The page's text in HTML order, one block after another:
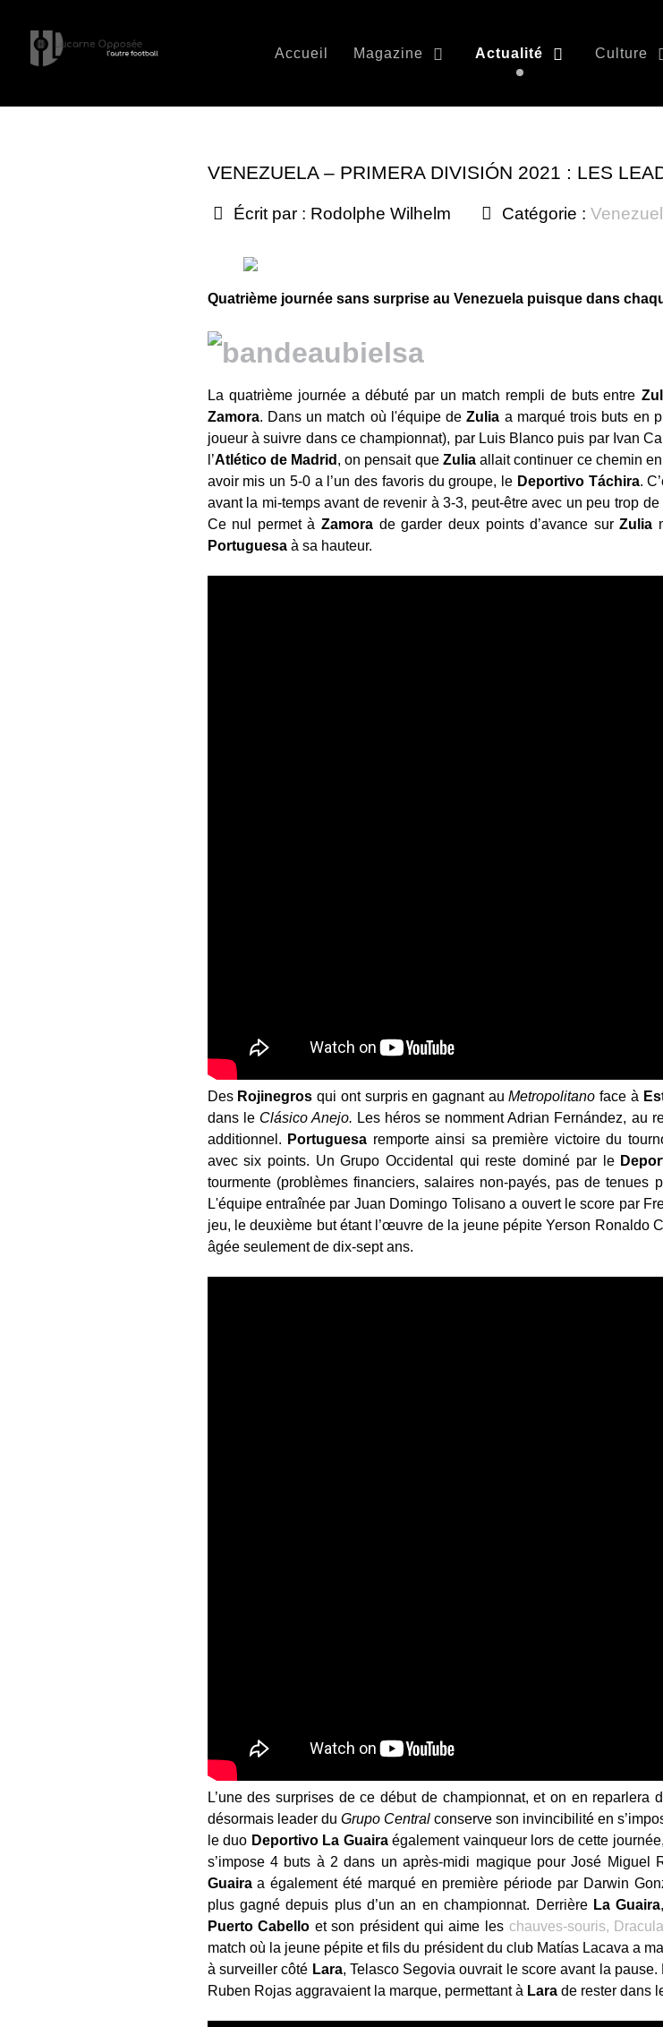
Accueil Magazine Actualité Culture
VENEZUELA – PRIMERA DIVISIÓN 2021 : LES
Écrit par : Rodolphe Wilhelm Catégorie :
Quatrième journée sans surprise au Venezuela puisque dans
La quatrième journée a débuté par un match rempli de buts entre
Zamora. Dans un match où l'équipe deZulia a marqué trois buts en
joueur à suivre dans ce championnat), par Luis Blanco puis par Ivan
l’Atlético de Madrid , on pensait que Zuliaallait continuer ce chemin
avoir mis un 5-0 a l’un des favoris du groupe, le Deportivo Táchira.
avant la mi-temps avant de revenir à 3-3, peut-être avec un peu trop
Ce nul permet àZamora de garder deux points d’avance surZulia
Portuguesaà sa hauteur.
Des Rojinegros qui ont surpris en gagnant auMetropolitano face à
dans le Clásico Anejo. Les héros se nomment Adrian Fernández, au
additionnel. Portuguesa remporte ainsi sa première victoire du
avec six points. Un Grupo Occidental qui reste dominé par le
tourmente (problèmes financiers, salaires non-payés, pas de tenues
L'équipe entraînée par Juan Domingo Tolisano a ouvert le score par
jeu, le deuxième but étant l’œuvre de la jeune pépite Yerson Ronaldo
âgée seulement de dix-sept ans.
L’une des surprises de ce début de championnat, et on en reparlera
désormais leader du Grupo Centralconserve son invincibilité en
le duo Deportivo La Guairaégalement vainqueur lors de cette
s’impose 4 buts à 2 dans un après-midi magique pour José Miguel
Guairaa également été marqué en première période par Darwin
plus gagné depuis plus d’un an en championnat. Derrière La Guaira
Puerto Cabello et son président qui aime les chauves-souris,
match où la jeune pépite et fils du président du club Matías Lacava a
à surveiller côté Lara, Telasco Segovia ouvrait le score avant la
Ruben Rojas aggravaient la marque, permettant à Larade rester dans